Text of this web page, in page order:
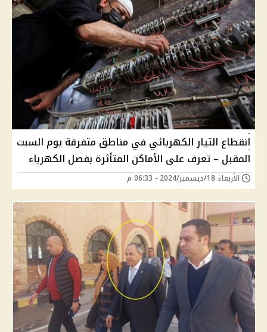
انقطاع التيار الكهربائي في مناطق متفرقة يوم السبت
المقبل – تعرف على الأماكن المتأثرة بفصل الكهرباء
الأربعاء 18/ديسمبر/2024 - 06:33 م